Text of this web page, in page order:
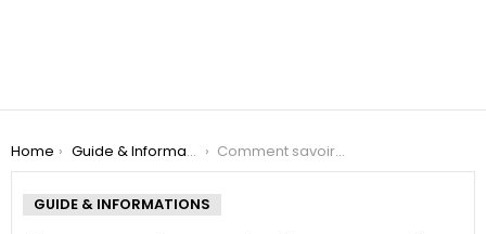
You are here:
Home Guide & Informations Comment savoir si un numéro fonctionne ?
GUIDE & INFORMATIONS